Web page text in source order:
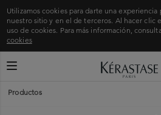
Utilizamos cookies para darte una experiencia
nuestro sitio y en el de terceros. Al hacer clic
uso de cookies. Para más información,
cookies
CAMBIAR MODO DE NAVEGACIÓN
Productos